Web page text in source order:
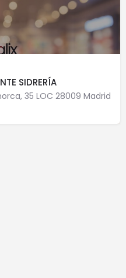
SIDRERÍA
35 LOC 28009 Madrid